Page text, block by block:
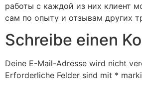
работы с каждой из них клиент
сам по опыту и отзывам других
Schreibe einen
Deine E-Mail-Adresse wird nicht
Erforderliche Felder sind mit *